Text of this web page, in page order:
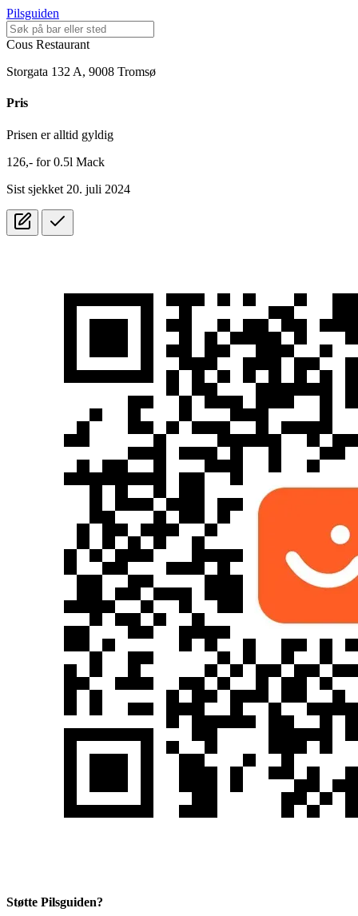
Pilsguiden
Cous Restaurant
Storgata 132 A, 9008 Tromsø
Pris
Prisen er alltid gyldig
126,- for0.5l Mack
Sist sjekket 20. juli 2024
Støtte Pilsguiden?